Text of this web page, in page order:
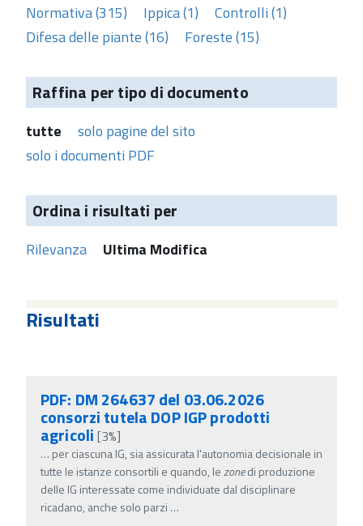
Normativa (315)
Ippica (1)
Controlli (1)
Difesa delle piante (16)
Foreste (15)
Raffina per tipo di documento
tutte
solo pagine del sito
solo i documenti PDF
Ordina i risultati per
Rilevanza Ultima Modifica
Risultati
PDF: DM 264637 del 03.06.2026
consorzi tutela DOP IGP prodotti
agricoli [3%]
… per ciascuna IG, sia assicurata l'autonomia decisionale in
tutte le istanze consortili e quando, lezonedi produzione
delle IG interessate come individuate dal disciplinare
ricadano, anche solo parzi …